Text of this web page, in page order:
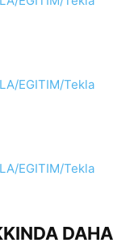
EGITIM/Tekla
EGITIM/Tekla
DAHA